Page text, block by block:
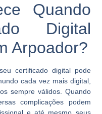
Quando
Digital
Arpoador?
certificado digital pode
cada vez mais digital,
sempre válidos. Quando
complicações podem